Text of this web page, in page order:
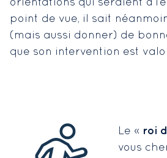
orientations qui seraient à
point de vue, il sait
(mais aussi donner) de
que son intervention est
Le « roi
vous